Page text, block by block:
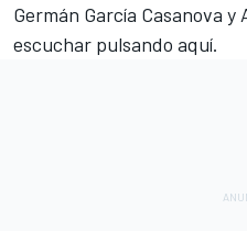
Germán García Casanova
escuchar pulsando aquí.